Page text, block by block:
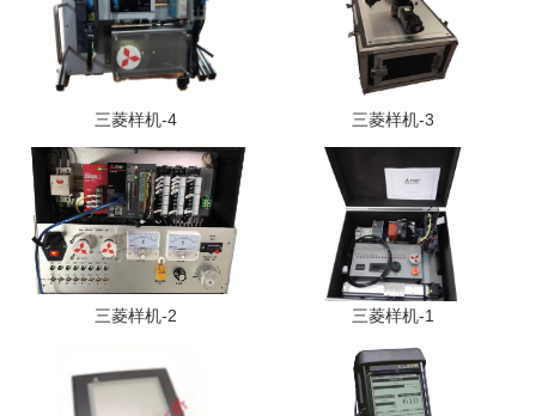
三菱样机-4 三菱样机-3
三菱样机-2 三菱样机-1